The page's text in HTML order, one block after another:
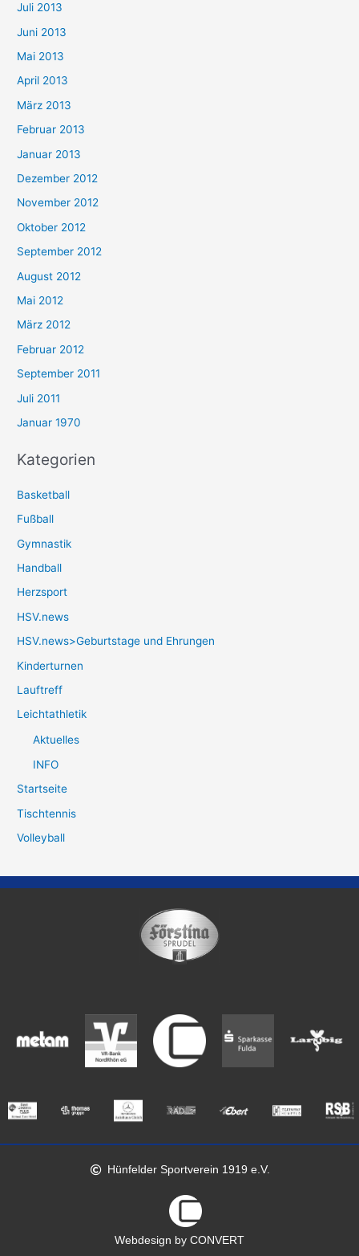
Juli 2013
Juni 2013
Mai 2013
April 2013
März 2013
Februar 2013
Januar 2013
Dezember 2012
November 2012
Oktober 2012
September 2012
August 2012
Mai 2012
März 2012
Februar 2012
September 2011
Juli 2011
Januar 1970
Kategorien
Basketball
Fußball
Gymnastik
Handball
Herzsport
HSV.news
HSV.news>Geburtstage und Ehrungen
Kinderturnen
Lauftreff
Leichtathletik
Aktuelles
INFO
Startseite
Tischtennis
Volleyball
Hünfelder Sportverein 1919 e.V.
Webdesign by CONVERT